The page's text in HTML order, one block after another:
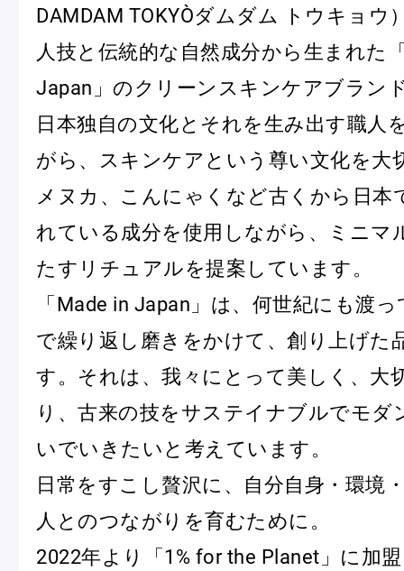
DAMDAM TOKYO（ダムダム トウキョ
人技と伝統的な自然成分から生まれた
Japan」のクリーンスキンケアブラン
日本独自の文化とそれを生み出す職人
がら、スキンケアという尊い文化を大
メヌカ、こんにゃくなど古くから日本
れている成分を使用しながら、ミニマ
たすリチュアルを提案しています。
「Made in Japan」は、何世紀にも渡
で繰り返し磨きをかけて、創り上げた
す。それは、我々にとって美しく、大
り、古来の技をサステイナブルでモダ
いでいきたいと考えています。
日常をすこし贅沢に、自分自身・環境
人とのつながりを育むために。
2022年より「1% for the Planet」に加